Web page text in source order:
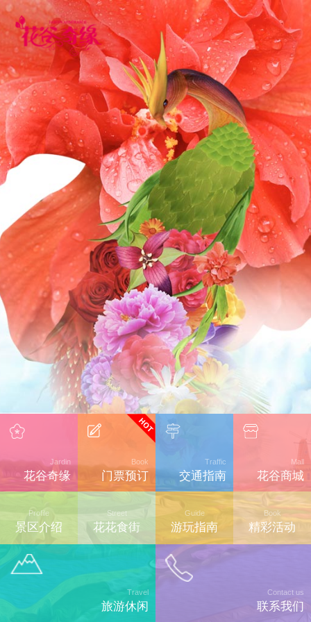
Jardin
花谷奇缘
Book
门票预订
Traffic
交通指南
Mall
花谷商城
Profile
景区介绍
Street
花花食街
Guide
游玩指南
Book
精彩活动
Travel
旅游休闲
Contact us
联系我们